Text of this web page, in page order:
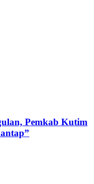
Pemkab Kutim